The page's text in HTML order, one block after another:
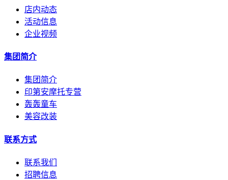
店内动态
活动信息
企业视频
集团简介
集团简介
印第安摩托专营
轰轰童车
美容改装
联系方式
联系我们
招聘信息